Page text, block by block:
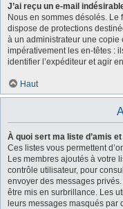
J’ai reçu un e-mail
Nous en sommes désolés. Le
dispose de protections
à un administrateur une copie
impérativement les en-têtes :
identifier l’expéditeur et agir
Haut
À quoi sert ma liste d’amis et
Ces listes vous permettent
Les membres ajoutés à votre
contrôle utilisateur, pour
envoyer des messages
être mis en surbrillance. Les
leurs messages masqués par